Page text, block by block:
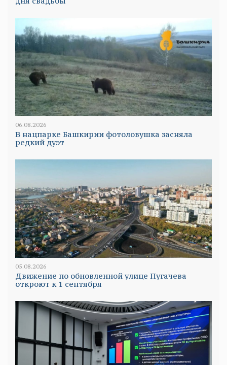
06.08.2026
В нацпарке Башкирии фотоловушка засняла
редкий дуэт
05.08.2026
Движение по обновленной улице Пугачева
откроют к 1 сентября